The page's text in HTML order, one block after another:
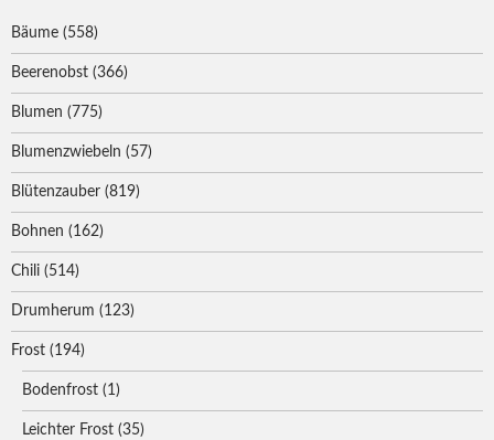
Bäume (558)
Beerenobst (366)
Blumen (775)
Blumenzwiebeln (57)
Blütenzauber (819)
Bohnen (162)
Chili (514)
Drumherum (123)
Frost (194)
Bodenfrost (1)
Leichter Frost (35)